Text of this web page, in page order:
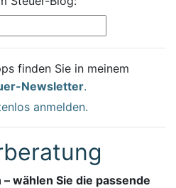
finden Sie in meinem
Newsletter.
anmelden.
wählen Sie die passende